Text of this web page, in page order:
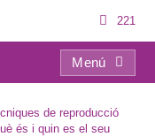
221
Menú
de reproducció
és i quin es el seu